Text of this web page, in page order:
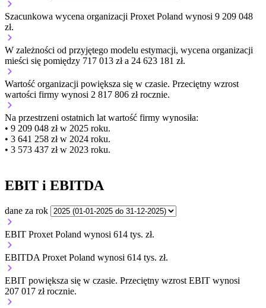
Szacunkowa wycena organizacji Proxet Poland wynosi 9 209 048
zł.
W zależności od przyjętego modelu estymacji, wycena organizacji
mieści się pomiędzy 717 013 zł a 24 623 181 zł.
Wartość organizacji powiększa się w czasie. Przeciętny wzrost
wartości firmy wynosi 2 817 806 zł rocznie.
Na przestrzeni ostatnich lat wartość firmy wynosiła:
• 9 209 048 zł w 2025 roku.
• 3 641 258 zł w 2024 roku.
• 3 573 437 zł w 2023 roku.
EBIT i EBITDA
dane za rok
EBIT Proxet Poland wynosi 614 tys. zł.
EBITDA Proxet Poland wynosi 614 tys. zł.
EBIT powiększa się w czasie. Przeciętny wzrost EBIT wynosi
207 017 zł rocznie.